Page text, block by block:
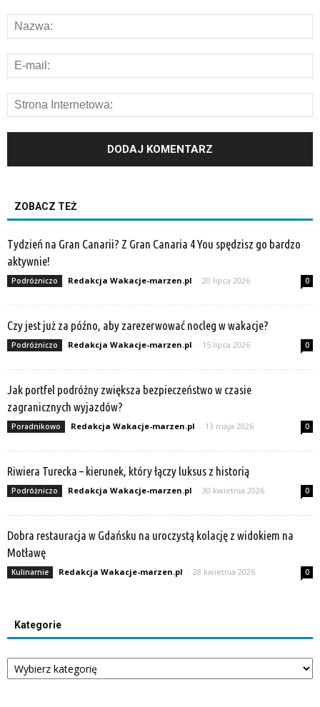
ZOBACZ TEŻ
Tydzień na Gran Canarii? Z Gran Canaria 4 You spędzisz go bardzo
aktywnie!
Podróżniczo Redakcja Wakacje-marzen.pl - 20 lipca 2026 0
Czy jest już za późno, aby zarezerwować nocleg w wakacje?
Podróżniczo Redakcja Wakacje-marzen.pl - 15 lipca 2026 0
Jak portfel podróżny zwiększa bezpieczeństwo w czasie
zagranicznych wyjazdów?
Poradnikowo Redakcja Wakacje-marzen.pl - 13 maja 2026 0
Riwiera Turecka – kierunek, który łączy luksus z historią
Podróżniczo Redakcja Wakacje-marzen.pl - 30 kwietnia 2026 0
Dobra restauracja w Gdańsku na uroczystą kolację z widokiem na
Motławę
Kulinarnie Redakcja Wakacje-marzen.pl - 28 kwietnia 2026 0
Kategorie
Kategorie